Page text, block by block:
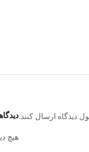
هیچ
دیدگاه ارسال کنند.